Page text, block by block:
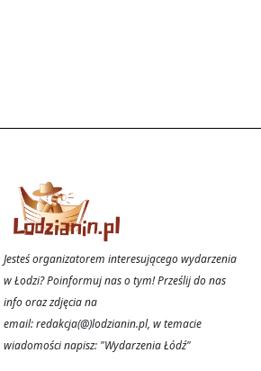
Jesteś organizatorem interesującego wydarzenia
w Łodzi? Poinformuj nas o tym! Prześlij do nas
info oraz zdjęcia na
email: redakcja(@)lodzianin.pl, w temacie
wiadomości napisz: "Wydarzenia Łódź"